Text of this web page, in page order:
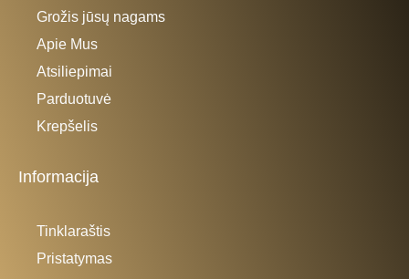
Grožis jūsų nagams
Apie Mus
Atsiliepimai
Parduotuvė
Krepšelis
Informacija
Tinklaraštis
Pristatymas